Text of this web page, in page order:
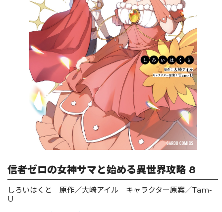
コミックガルド コミッククリエ
リキューレ コミックパルフェ
コミックエッセイ
閉じる
信者ゼロの女神サマと始める異世界攻略 8
しろいはくと 原作／大崎アイル キャラクター原案／Tam-
U